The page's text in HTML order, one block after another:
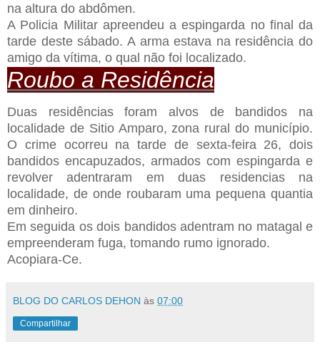
na altura do abdômen.
A Policia Militar apreendeu a espingarda no final da
tarde deste sábado. A arma estava na residência do
amigo da vítima, o qual não foi localizado.
Roubo a Residência
Duas residências foram alvos de bandidos na
localidade de Sitio Amparo, zona rural do município.
O crime ocorreu na tarde de sexta-feira 26, dois
bandidos encapuzados, armados com espingarda e
revolver adentraram em duas residencias na
localidade, de onde roubaram uma pequena quantia
em dinheiro.
Em seguida os dois bandidos adentram no matagal e
empreenderam fuga, tomando rumo ignorado.
Acopiara-Ce.
BLOG DO CARLOS DEHON às 07:00
Compartilhar